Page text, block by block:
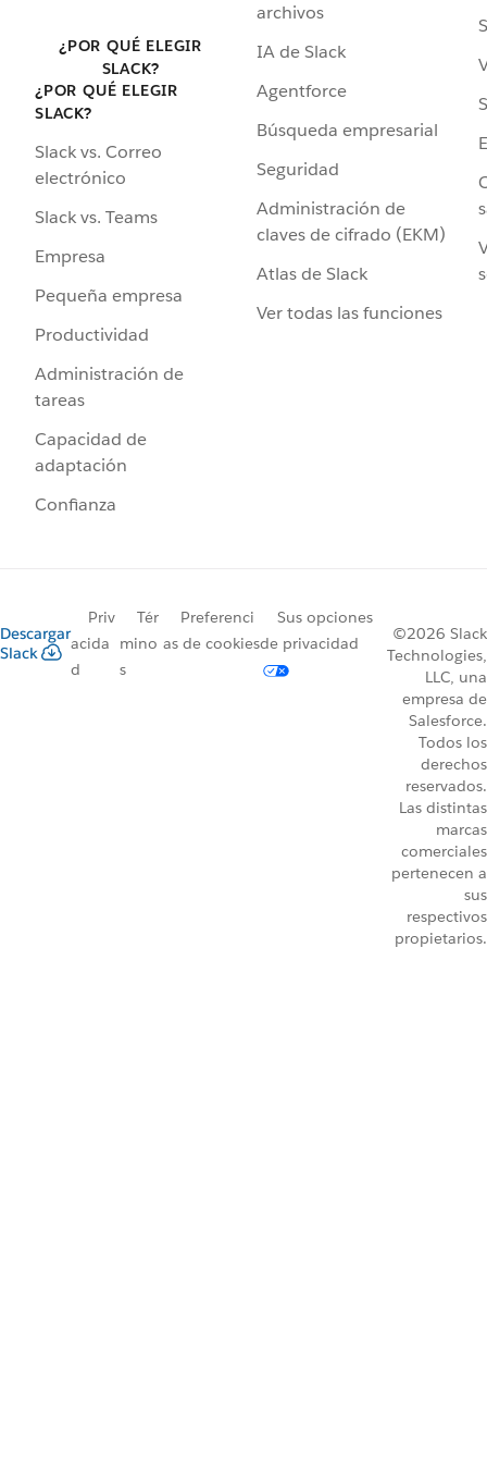
¿POR QUÉ ELEGIR
SLACK?
¿POR QUÉ ELEGIR
SLACK?
Slack vs. Correo
electrónico
Slack vs. Teams
Empresa
Pequeña empresa
Productividad
Administración de
tareas
Capacidad de
adaptación
Confianza
archivos
IA de Slack
Agentforce
Búsqueda empresarial
Seguridad
Administración de
claves de cifrado (EKM)
Atlas de Slack
Ver todas las funciones
Descargar
Slack
Priv
acida
d
Tér
mino
s
Preferenci
as de cookies
Sus opciones
de privacidad
©2026 Slack
Technologies,
LLC, una
empresa de
Salesforce.
Todos los
derechos
reservados.
Las distintas
marcas
comerciales
pertenecen a
sus
respectivos
propietarios.